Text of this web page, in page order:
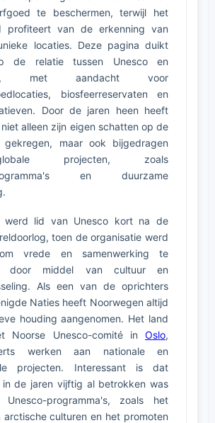
te beschermen, terwijl het
profiteert van de erkenning van
locaties. Deze pagina duikt
de relatie tussen Unesco en
met aandacht voor
biosfeerreservaten en
Door de jaren heen heeft
alleen zijn eigen schatten op de
gekregen, maar ook bijgedragen
projecten, zoals
en duurzame
werd lid van Unesco kort na de
toen de organisatie werd
vrede en samenwerking te
door middel van cultuur en
Als een van de oprichters
Naties heeft Noorwegen altijd
houding aangenomen. Het land
Noorse Unesco-comité in Oslo,
werken aan nationale en
projecten. Interessant is dat
in de jaren vijftig al betrokken was
programma's, zoals het
arctische culturen en het promoten